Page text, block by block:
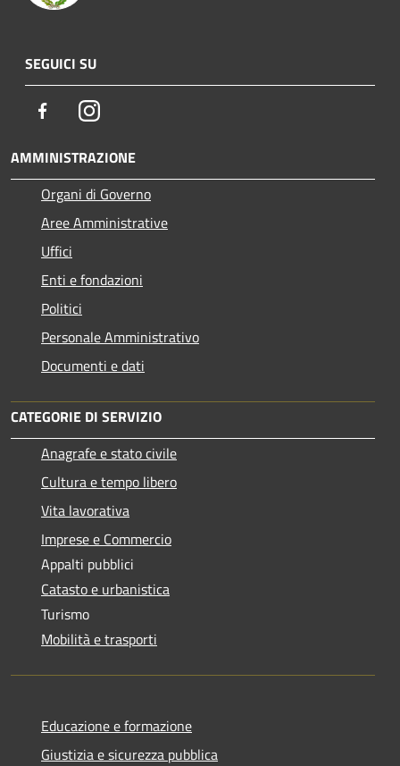
SEGUICI SU
FacebookInstagram
AMMINISTRAZIONE
Organi di Governo
Aree Amministrative
Uffici
Enti e fondazioni
Politici
Personale Amministrativo
Documenti e dati
CATEGORIE DI SERVIZIO
Anagrafe e stato civile
Cultura e tempo libero
Vita lavorativa
Imprese e Commercio
Appalti pubblici
Catasto e urbanistica
Turismo
Mobilità e trasporti
Educazione e formazione
Giustizia e sicurezza pubblica